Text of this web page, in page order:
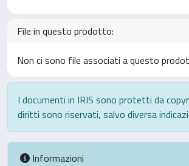
File in questo prodotto:
Non ci sono file associati a questo
I documenti in IRIS sono protetti da
diritti sono riservati, salvo diversa
Informazioni